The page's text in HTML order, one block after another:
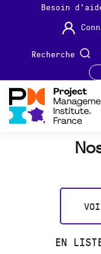
Besoin
Recherche
EN